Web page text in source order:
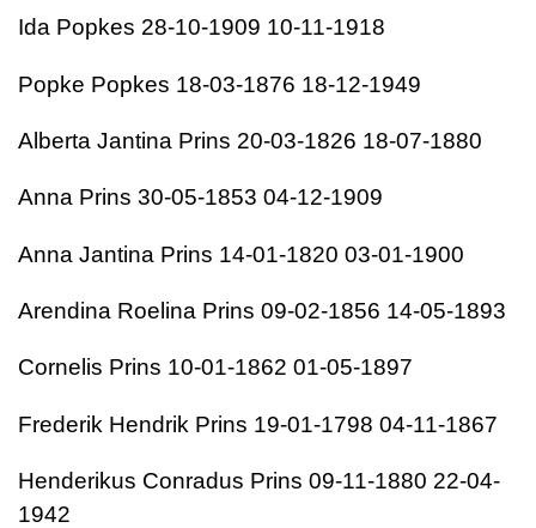
Ida Popkes 28-10-1909 10-11-1918
Popke Popkes 18-03-1876 18-12-1949
Alberta Jantina Prins 20-03-1826 18-07-1880
Anna Prins 30-05-1853 04-12-1909
Anna Jantina Prins 14-01-1820 03-01-1900
Arendina Roelina Prins 09-02-1856 14-05-1893
Cornelis Prins 10-01-1862 01-05-1897
Frederik Hendrik Prins 19-01-1798 04-11-1867
Henderikus Conradus Prins 09-11-1880 22-04-
1942